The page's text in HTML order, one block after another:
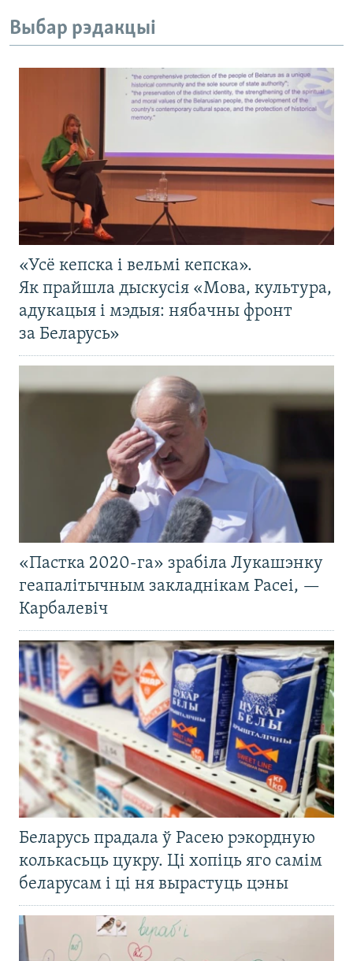
Выбар рэдакцыі
«Усё кепска і вельмі кепска».
Як прайшла дыскусія «Мова, культура,
адукацыя і мэдыя: нябачны фронт
за Беларусь»
«Пастка 2020-га» зрабіла Лукашэнку
геапалітычным закладнікам Расеі, —
Карбалевіч
Беларусь прадала ў Расею рэкордную
колькасьць цукру. Ці хопіць яго самім
беларусам і ці ня вырастуць цэны